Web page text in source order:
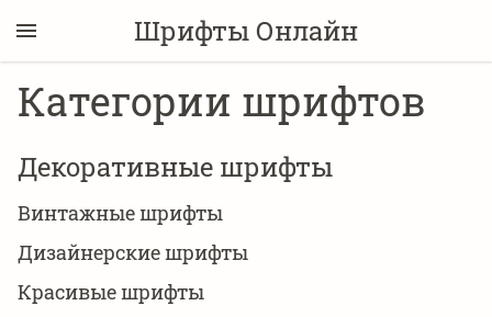
Шрифты Онлайн
Категории шрифтов
Декоративные шрифты
Винтажные шрифты
Дизайнерские шрифты
Красивые шрифты